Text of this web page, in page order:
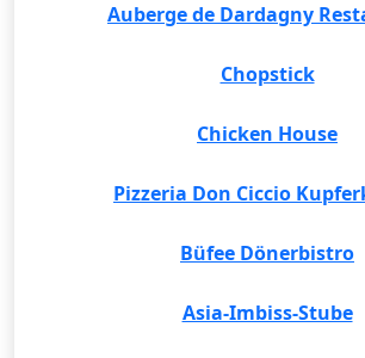
Auberge de Dardagny
Chopstick
Chicken House
Pizzeria Don Ciccio
Büfee Dönerbistro
Asia-Imbiss-Stube